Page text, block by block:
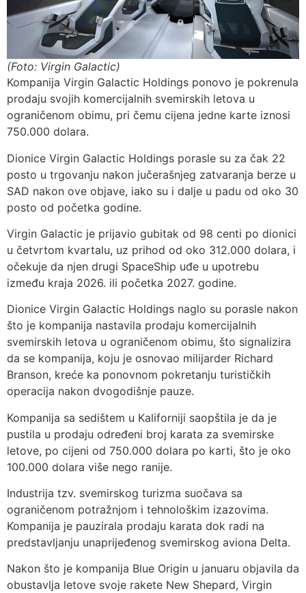
(Foto: Virgin Galactic)
Kompanija Virgin Galactic Holdings ponovo je pokrenula
prodaju svojih komercijalnih svemirskih letova u
ograničenom obimu, pri čemu cijena jedne karte iznosi
750.000 dolara.
Dionice Virgin Galactic Holdings porasle su za čak 22
posto u trgovanju nakon jučerašnjeg zatvaranja berze u
SAD nakon ove objave, iako su i dalje u padu od oko 30
posto od početka godine.
Virgin Galactic je prijavio gubitak od 98 centi po dionici
u četvrtom kvartalu, uz prihod od oko 312.000 dolara, i
očekuje da njen drugi SpaceShip uđe u upotrebu
između kraja 2026. ili početka 2027. godine.
Dionice Virgin Galactic Holdings naglo su porasle nakon
što je kompanija nastavila prodaju komercijalnih
svemirskih letova u ograničenom obimu, što signalizira
da se kompanija, koju je osnovao milijarder Richard
Branson, kreće ka ponovnom pokretanju turističkih
operacija nakon dvogodišnje pauze.
Kompanija sa sedištem u Kaliforniji saopštila je da je
pustila u prodaju određeni broj karata za svemirske
letove, po cijeni od 750.000 dolara po karti, što je oko
100.000 dolara više nego ranije.
Industrija tzv. svemirskog turizma suočava sa
ograničenom potražnjom i tehnološkim izazovima.
Kompanija je pauzirala prodaju karata dok radi na
predstavljanju unaprijeđenog svemirskog aviona Delta.
Nakon što je kompanija Blue Origin u januaru objavila da
obustavlja letove svoje rakete New Shepard, Virgin